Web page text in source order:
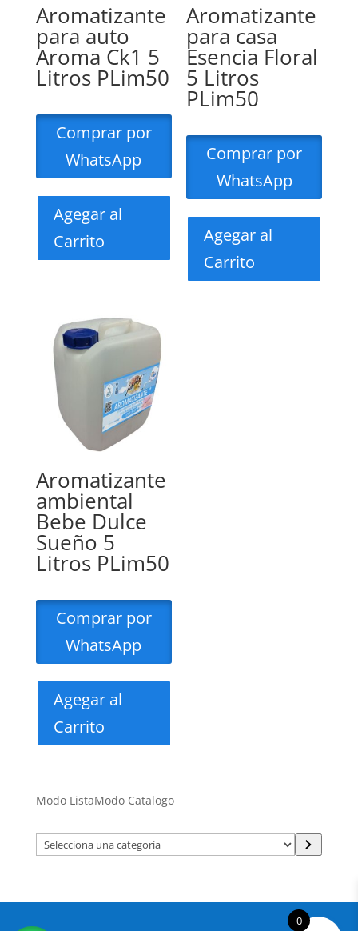
Aromatizante
para auto
Aroma Ck1 5
Litros PLim50
Comprar por
WhatsApp
Agegar al
Carrito
Aromatizante
para casa
Esencia Floral
5 Litros
PLim50
Comprar por
WhatsApp
Agegar al
Carrito
Aromatizante
ambiental
Bebe Dulce
Sueño 5
Litros PLim50
Comprar por
WhatsApp
Agegar al
Carrito
Modo ListaModo Catalogo
Selecciona
una
0